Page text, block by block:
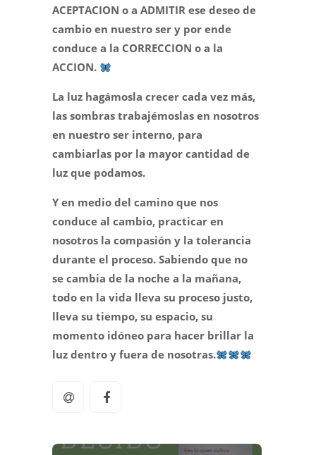
ACEPTACION o a ADMITIR ese deseo de
cambio en nuestro ser y por ende
conduce a la CORRECCION o a la
ACCION.
La luz hagámosla crecer cada vez más,
las sombras trabajémoslas en nosotros
en nuestro ser interno, para
cambiarlas por la mayor cantidad de
luz que podamos.
Y en medio del camino que nos
conduce al cambio, practicar en
nosotros la compasión y la tolerancia
durante el proceso. Sabiendo que no
se cambia de la noche a la mañana,
todo en la vida lleva su proceso justo,
lleva su tiempo, su espacio, su
momento idóneo para hacer brillar la
luz dentro y fuera de nosotras.